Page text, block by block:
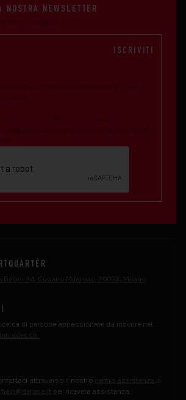
di persone appassionate da inserire nel
attraverso il nostro
o
per ricevere assistenza.
NEWSLETTER
ISCRIVITI